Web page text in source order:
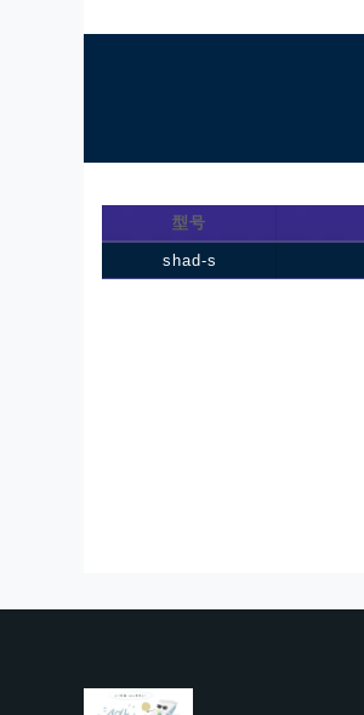
型号
shad-s